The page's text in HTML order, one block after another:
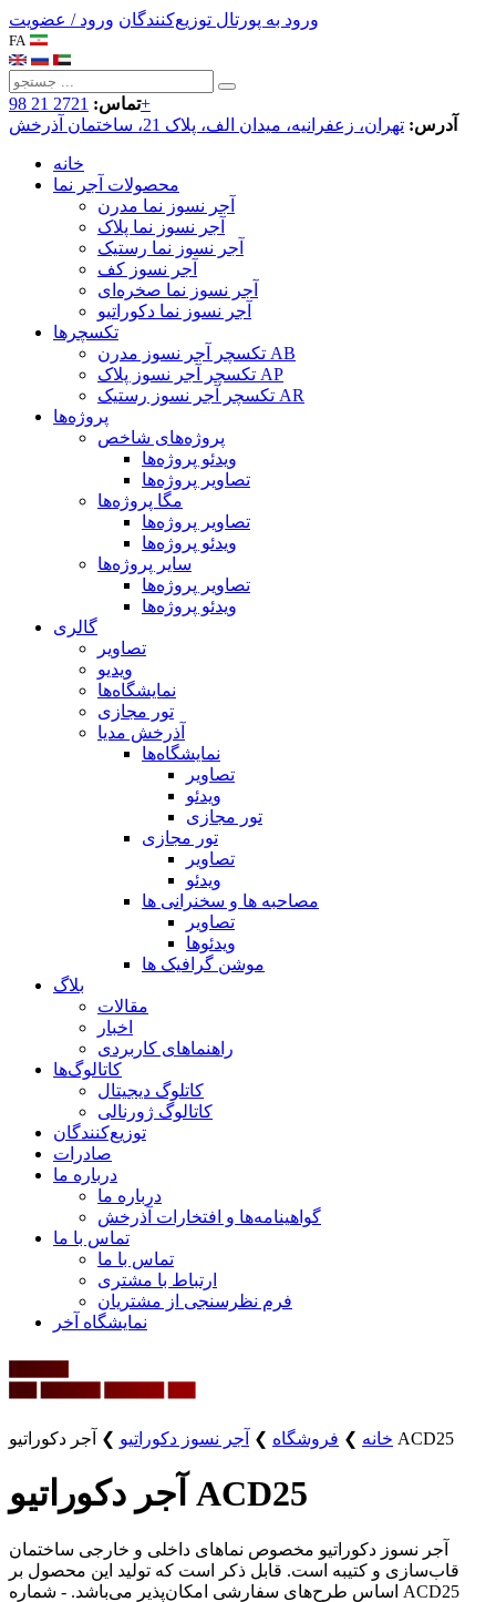
ورود به پورتال توزیع‌کنندگان ورود / عضویت
FA
تماس:2721 21 98+
آدرس: تهران، زعفرانیه، میدان الف، پلاک 21، ساختمان آذرخش
خانه
محصولات آجر نما
آجر نسوز نما مدرن
آجر نسوز نما پلاک
آجر نسوز نما رستیک
آجر نسوز کف
آجر نسوز نما صخره‌ای
آجر نسوز نما دکوراتیو
تکسچرها
تکسچر آجر نسوز مدرن AB
تکسچر آجر نسوز پلاک AP
تکسچر آجر نسوز رستیک AR
پروژه‌ها
پروژه‌های شاخص
ویدئو پروژه‌ها
تصاویر پروژه‌ها
مگا پروژه‌ها
تصاویر پروژه‌ها
ویدئو پروژه‌ها
سایر پروژه‌ها
تصاویر پروژه‌ها
ویدئو پروژه‌ها
گالری
تصاویر
ویدیو
نمایشگاه‌ها
تور مجازی
آذرخش مدیا
نمایشگاه‌ها
تصاویر
ویدئو
تور مجازی
تور مجازی
تصاویر
ویدئو
مصاحبه ها و سخنرانی ها
تصاویر
ویدئوها
موشن گرافیک ها
بلاگ
مقالات
اخبار
راهنماهای کاربردی
کاتالوگ‌ها
کاتلوگ دیجیتال
کاتالوگ ژورنالی
توزیع‌کنندگان
صادرات
درباره ما
درباره ما
گواهینامه‌ها و افتخارات آذرخش
تماس با ما
تماس با ما
ارتباط با مشتری
فرم نظرسنجی از مشتریان
نمایشگاه‌ آخر
خانه ❯ فروشگاه ❯ آجر نسوز دکوراتیو ❯ آجر دکوراتیو ACD25
آجر دکوراتیو ACD25
آجر نسوز دکوراتیو مخصوص نماهای داخلی و خارجی ساختمان
قاب‌سازی و کتیبه است. قابل ذکر است که تولید این محصول بر
اساس طرح‌های سفارشی امکان‌پذیر می‌باشد. - شماره ACD25